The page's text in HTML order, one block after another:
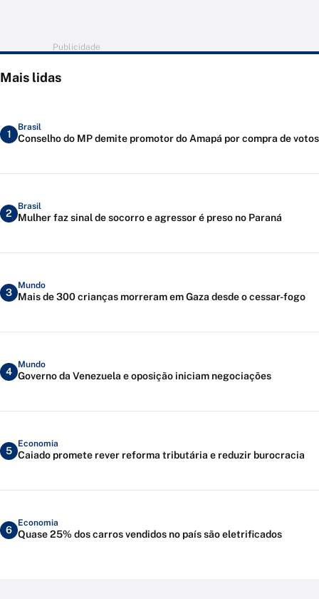
Publicidade
Mais lidas
1
Brasil
Conselho do MP demite promotor do Amapá por compra de votos
2
Brasil
Mulher faz sinal de socorro e agressor é preso no Paraná
3
Mundo
Mais de 300 crianças morreram em Gaza desde o cessar-fogo
4
Mundo
Governo da Venezuela e oposição iniciam negociações
5
Economia
Caiado promete rever reforma tributária e reduzir burocracia
6
Economia
Quase 25% dos carros vendidos no país são eletrificados